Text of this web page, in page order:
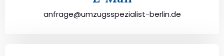
anfrage@umzugsspezialist-berlin.de